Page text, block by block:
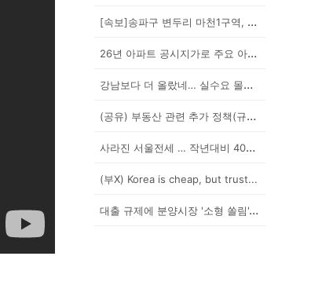
[속보]송파구 변두리 마천1구역, 49층 랜드마크로 날...
26년 아파트 공시지가로 주요 아파트 보유세 시뮬레이션...
강남보다 더 올랐네… 실수요 몰린 이곳은?
(공유) 부동산 관련 추가 정책(규제) 발표 예상됩니다...
사라진 서울전세 … 작년대비 40% '뚝'
(부X) Korea is cheap, but trust...
대출 규제에 분양시장 '소형 쏠림'…20평 이하 경쟁률...